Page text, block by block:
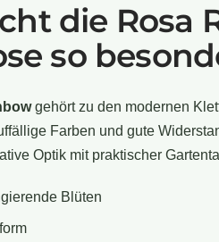
die Rosa
so
gehört zu den modernen
Farben und gute
Optik mit praktischer
Blüten